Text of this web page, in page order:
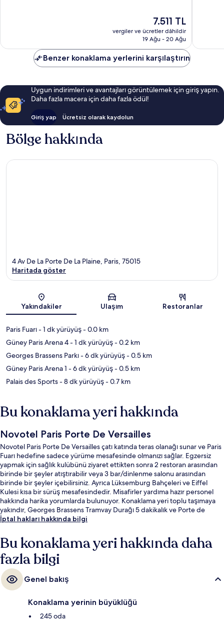
Güncel
fiyat:
7.511 TL
7.511 TL
vergiler ve ücretler dâhildir
19 Ağu - 20 Ağu
Benzer konaklama yerlerini karşılaştırın
Uygun indirimleri ve avantajları görüntülemek için giriş yapın.
Daha fazla macera için daha fazla ödül!
Giriş yap Ücretsiz olarak kaydolun
Bölge hakkında
Harita
4 Av De La Porte De La Plaine, Paris, 75015
Haritada göster
Yakındakiler Ulaşım Restoranlar
Paris Fuarı- 1 dk yürüyüş- 0.0 km
Güney Paris Arena 4- 1 dk yürüyüş- 0.2 km
Georges Brassens Parkı- 6 dk yürüyüş- 0.5 km
Güney Paris Arena 1 - 6 dk yürüyüş- 0.5 km
Palais des Sports- 8 dk yürüyüş- 0.7 km
Bu konaklama yeri hakkında
Novotel Paris Porte De Versailles
Novotel Paris Porte De Versailles çatı katında teras olanağı sunar ve Paris
Fuarı hedefine sadece yürüme mesafesinde olmanızı sağlar. Egzersiz
yapmak için sağlık kulübünü ziyaret ettikten sonra 2 restoran arasından
birinde bir şeyler atıştırabilir veya 3 bar/dinlenme salonu arasından
birinde bir şeyler içebilirsiniz. Ayrıca Lüksemburg Bahçeleri ve Eiffel
Kulesi kısa bir sürüş mesafesindedir. Misafirler yardıma hazır personel
hakkında harika yorumlarda bulunuyor. Konaklama yeri toplu taşımaya
yakındır, Georges Brassens Tramvay Durağı 5 dakikalık ve Porte de
Versailles Metro İstasyonu 5 dakikalık yürüme mesafesindedir.
İptal hakları hakkında bilgi
Bu konaklama yeri hakkında daha
fazla bilgi
Genel bakış
Konaklama yerinin büyüklüğü
245 oda